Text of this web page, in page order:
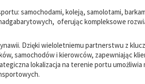
samochodami, koleją, samolotami,
oferując kompleksowe
Dzięki wieloletniemu partnerstwu z
samochodów i kierowców, zapewniając
lokalizacja na terenie portu umożliwia